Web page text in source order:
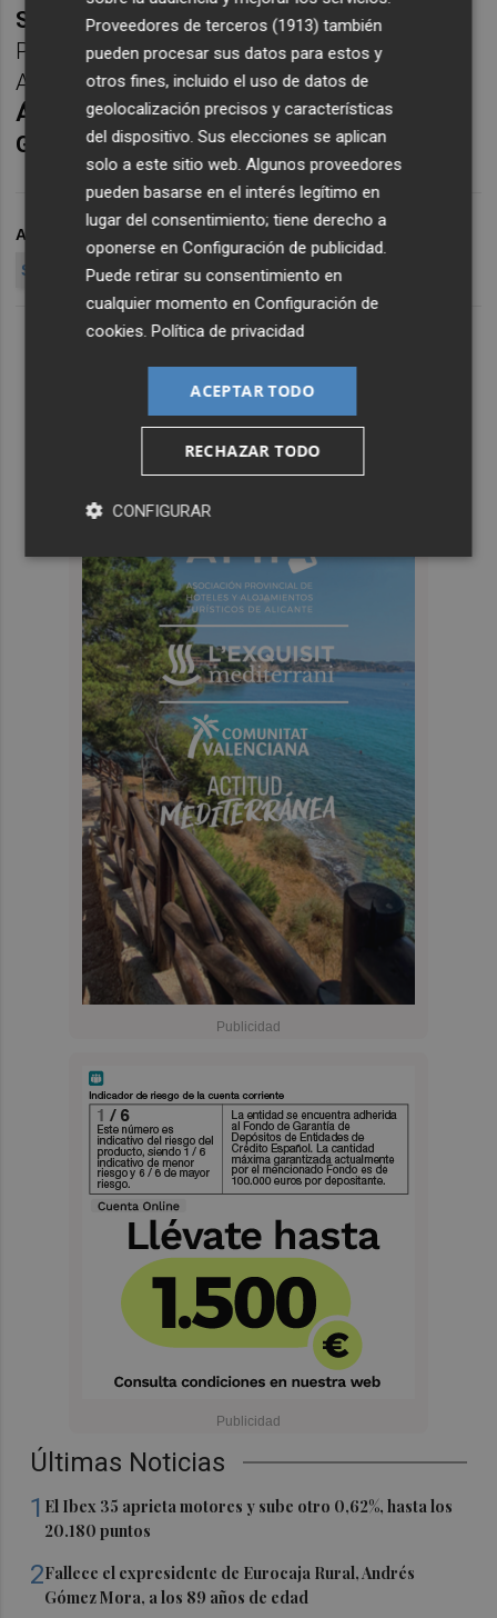
Últimas Noticias
1 El Ibex 35 aprieta motores y sube otro 0,62%, hasta los
20.180 puntos
2Fallece el expresidente de Eurocaja Rural, Andrés
Gómez Mora, a los 89 años de edad
Safonten Ruzafa; Alessio Curtien Jesús-
Patraix,Dani González Serisolaen
Abastos; Pablo Ruizen Marítimo;Miguel
Ángel Ramírez, en Ciutat Vella, yTomás
Gavilánen Benimàmet.
ARCHIVADO EN
SANDRA GÓME
Proveedores de terceros (1913) también
pueden procesar sus datos para estos y
otros fines, incluido el uso de datos de
geolocalización precisos y características
del dispositivo. Sus elecciones se aplican
solo a este sitio web. Algunos proveedores
pueden basarse en el interés legítimo en
lugar del consentimiento; tiene derecho a
oponerse enConfiguración de publicidad.
Puede retirar su consentimiento en
cualquier momento enConfiguración de
cookies.Política de privacidad
ACEPTAR TODO
RECHAZAR TODO
CONFIGURAR